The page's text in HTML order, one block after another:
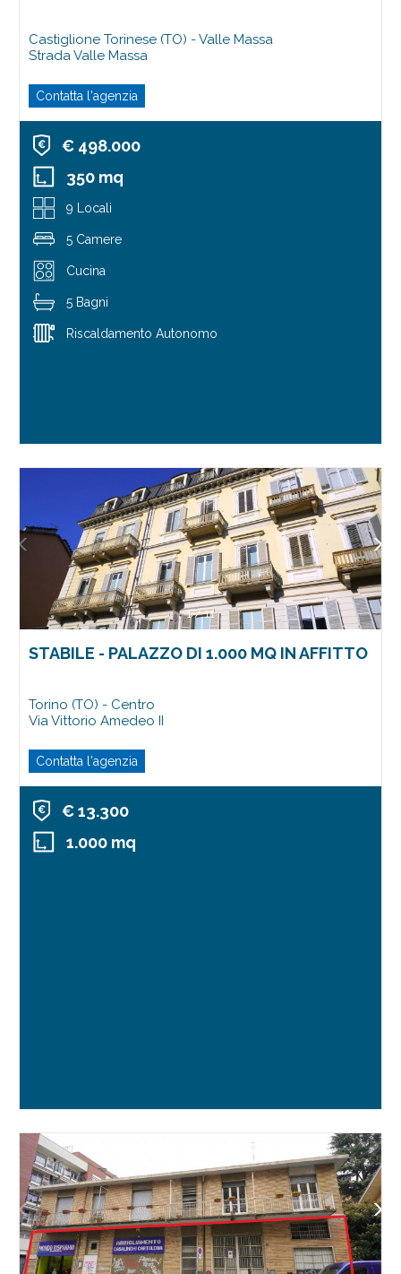
Castiglione Torinese (TO) - Valle Massa
Strada Valle Massa
Contatta l'agenzia
€ 498.000
350 mq
9 Locali
5 Camere
Cucina
5 Bagni
Riscaldamento Autonomo
1/11
STABILE - PALAZZO DI 1.000 MQ IN AFFITTO
Torino (TO) - Centro
Via Vittorio Amedeo II
Contatta l'agenzia
€ 13.300
1.000 mq